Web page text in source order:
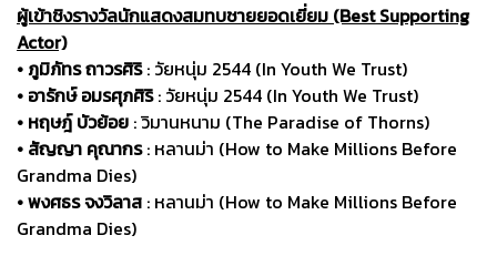
ผู้เข้าชิงรางวัลนักแสดงสมทบชายยอดเยี่ยม (Best Supporting
Actor)
• ภูมิภัทร ถาวรศิริ: วัยหนุ่ม 2544 (In Youth We Trust)
• อารักษ์ อมรศุภศิริ: วัยหนุ่ม 2544 (In Youth We Trust)
• หฤษฎ์ บัวย้อย : วิมานหนาม (The Paradise of Thorns)
• สัญญา คุณากร: หลานม่า (How to Make Millions Before
Grandma Dies)
• พงศธร จงวิลาส : หลานม่า (How to Make Millions Before
Grandma Dies)